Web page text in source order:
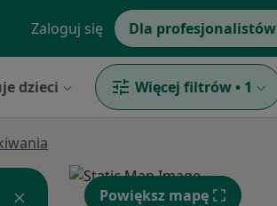
Zaloguj się Dla profesjonalistów
dzieci Więcej filtrów • 1
Powiększ mapę